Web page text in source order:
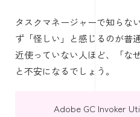
タスクマネージャーで知らな
ず「怪しい」と感じるのが普
近使っていない人ほど、「な
と不安になるでしょう。
Adobe GC Invoker